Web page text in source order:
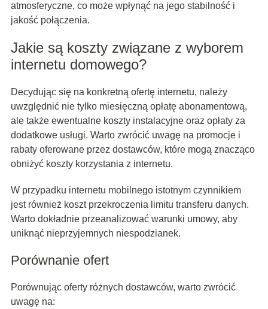
atmosferyczne, co może wpłynąć na jego stabilność i
jakość połączenia.
Jakie są koszty związane z wyborem
internetu domowego?
Decydując się na konkretną ofertę internetu, należy
uwzględnić nie tylko miesięczną opłatę abonamentową,
ale także ewentualne koszty instalacyjne oraz opłaty za
dodatkowe usługi. Warto zwrócić uwagę na promocje i
rabaty oferowane przez dostawców, które mogą znacząco
obniżyć koszty korzystania z internetu.
W przypadku internetu mobilnego istotnym czynnikiem
jest również koszt przekroczenia limitu transferu danych.
Warto dokładnie przeanalizować warunki umowy, aby
uniknąć nieprzyjemnych niespodzianek.
Porównanie ofert
Porównując oferty różnych dostawców, warto zwrócić
uwagę na: